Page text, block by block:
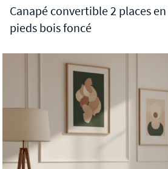
Canapé convertible 2 places
pieds bois foncé